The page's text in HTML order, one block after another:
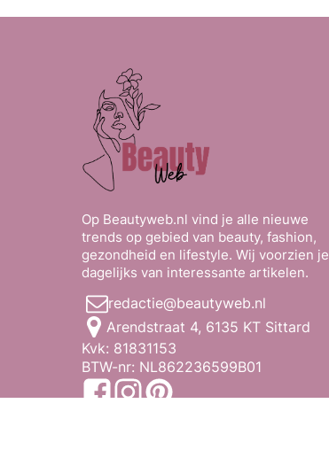
Op Beautyweb.nl vind je alle nieuwe
trends op gebied van beauty, fashion,
gezondheid en lifestyle. Wij voorzien je
dagelijks van interessante artikelen.
redactie@beautyweb.nl
Arendstraat 4, 6135 KT Sittard
Kvk: 81831153
BTW-nr: NL862236599B01